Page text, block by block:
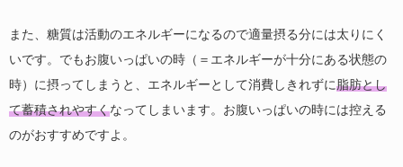
また、糖質は活動のエネルギーになるので適量摂る分には太りにく
いです。でもお腹いっぱいの時（＝エネルギーが十分にある状態の
時）に摂ってしまうと、エネルギーとして消費しきれずに脂肪とし
て蓄積されやすくなってしまいます。お腹いっぱいの時には控える
のがおすすめですよ。